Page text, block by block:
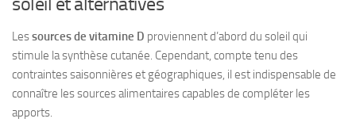
Lessources de vitamine D proviennent d’abord du soleil qui
stimule la synthèse cutanée. Cependant, compte tenu des
contraintes saisonnières et géographiques, il est indispensable de
connaître les sources alimentaires capables de compléter les
apports.